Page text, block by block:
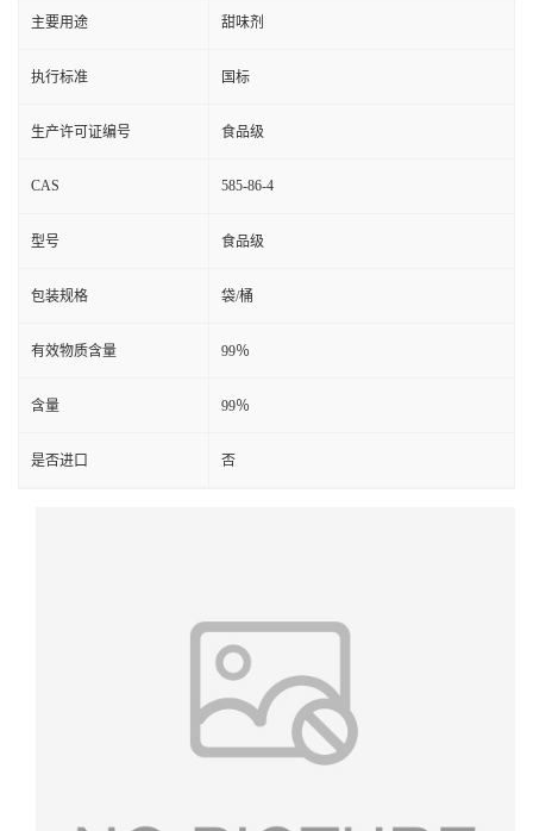
主要用途 甜味剂
执行标准 国标
生产许可证编号 食品级
CAS 585-86-4
型号 食品级
包装规格 袋/桶
有效物质含量 99％
含量 99％
是否进口 否